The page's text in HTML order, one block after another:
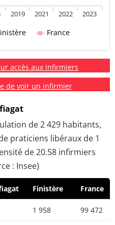
France
2019 2021 2022 2023
accès aux infirmiers
de voir un infirmier
de 2 429 habitants,
praticiens libéraux de 1
de 20.58 infirmiers
: Insee)
Finistère France
1 958 99 472